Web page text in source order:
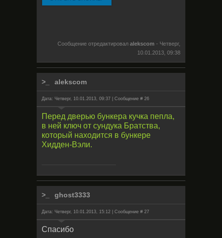
Сообщение отредактировал alekscom - Четверг,
10.01.2013, 09:38
alekscom
Дата: Четверг, 10.01.2013, 09:37 | Сообщение # 26
Перед дверью бункера кучка пепла,
в ней ключ от сундука Братства,
который находится в бункере
Хидден-Вэли.
ghost3333
Дата: Четверг, 10.01.2013, 15:12 | Сообщение # 27
Спасибо